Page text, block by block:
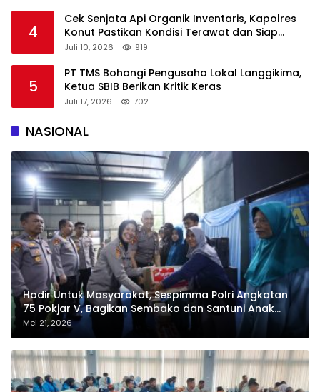
4
Cek Senjata Api Organik Inventaris, Kapolres
Konut Pastikan Kondisi Terawat dan Siap
Digunakan
Juli 10, 2026 919
5
PT TMS Bohongi Pengusaha Lokal Langgikima,
Ketua SBIB Berikan Kritik Keras
Juli 17, 2026 702
NASIONAL
Hadir Untuk Masyarakat, Sespimma Polri Angkatan
75 Pokjar V, Bagikan Sembako dan Santuni Anak
Yatim
Mei 21, 2026